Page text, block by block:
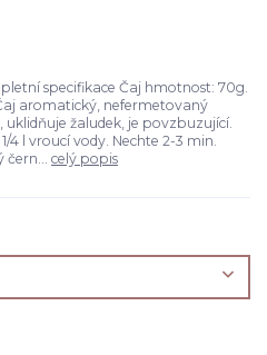
specifikace Čaj hmotnost: 70g.
aromatický, nefermetovaný
žaludek, je povzbuzující.
4 l vroucí vody. Nechte 2-3 min.
celý popis